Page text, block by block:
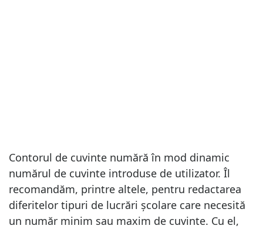
Contorul de cuvinte numără în mod dinamic
numărul de cuvinte introduse de utilizator. Îl
recomandăm, printre altele, pentru redactarea
diferitelor tipuri de lucrări școlare care necesită
un număr minim sau maxim de cuvinte. Cu el,